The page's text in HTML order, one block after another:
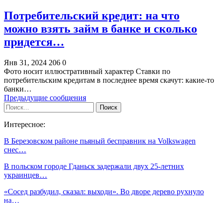
Потребительский кредит: на что
можно взять займ в банке и сколько
придется…
Янв 31, 2024 206 0
Фото носит иллюстративный характер Ставки по
потребительским кредитам в последнее время скачут: какие-то
банки…
Предыдущие сообщения
Интересное:
В Березовском районе пьяный бесправник на Volkswagen
снес…
В польском городе Гданьск задержали двух 25-летних
украинцев…
«Сосед разбудил, сказал: выходи». Во дворе дерево рухнуло
на…